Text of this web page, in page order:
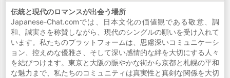
伝統と現代のロマンスが出会う場所
Japanese-Chat.comでは、日本文化の価値観である敬意、調
和、誠実さを称賛しながら、現代のシングルの願いを受け入れて
います。私たちのプラットフォームは、思慮深いコミュニケーシ
ョン、控えめな優雅さ、そして深い感情的な絆を大切にする人々
を結びつけます。東京と大阪の賑やかな街から京都と札幌の平和
な魅力まで、私たちのコミュニティは真実性と真剣な関係を大切